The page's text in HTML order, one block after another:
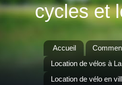
cycles et
Accueil
Location de vélos à
Location de vélo en